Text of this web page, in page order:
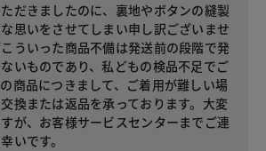
だきましたのに、裏地やボタンの縫製
思いをさせてしまい申し訳ございませ
ういった商品不備は発送前の段階で発
いものであり、私どもの検品不足でご
商品につきまして、ご着用が難しい場
換または返品を承っております。大変
が、お客様サービスセンターまでご連
いです。